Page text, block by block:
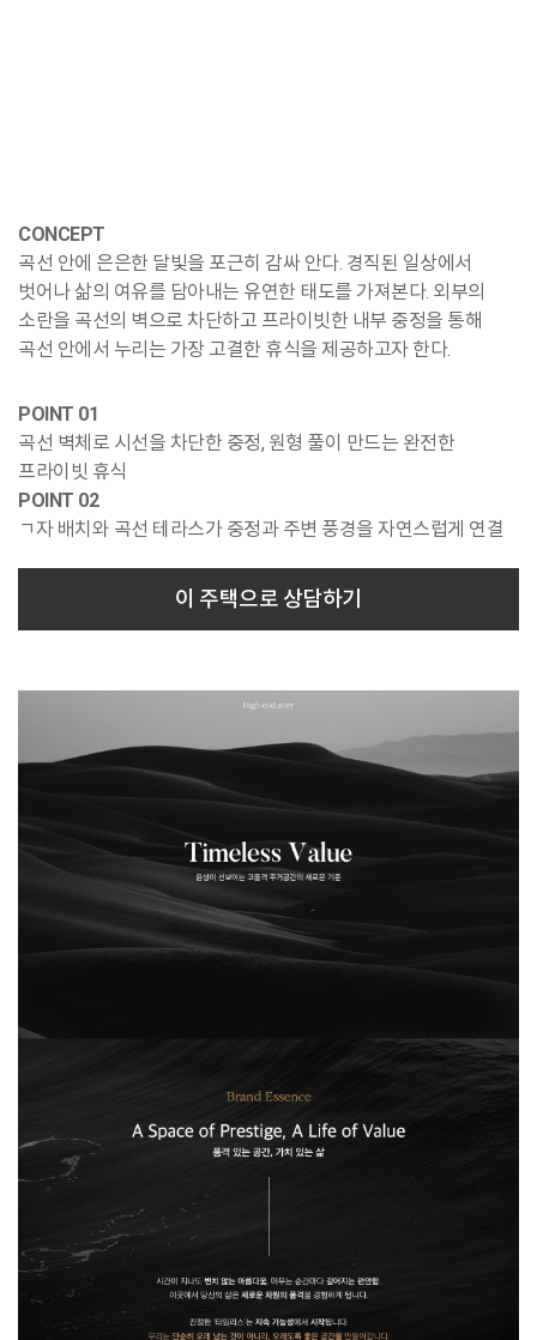
CONCEPT
곡선 안에 은은한 달빛을 포근히 감싸 안다. 경직된 일상에서
벗어나 삶의 여유를 담아내는 유연한 태도를 가져본다. 외부의
소란을 곡선의 벽으로 차단하고 프라이빗한 내부 중정을 통해
곡선 안에서 누리는 가장 고결한 휴식을 제공하고자 한다.
POINT 01
곡선 벽체로 시선을 차단한 중정, 원형 풀이 만드는 완전한
프라이빗 휴식
POINT 02
ㄱ자 배치와 곡선 테라스가 중정과 주변 풍경을 자연스럽게 연결
이 주택으로 상담하기